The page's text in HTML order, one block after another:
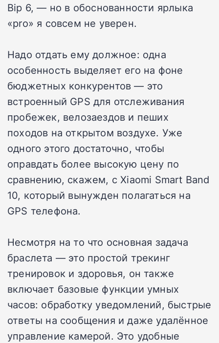
Bip 6, — но в обоснованности ярлыка
«pro» я совсем не уверен.
Надо отдать ему должное: одна
особенность выделяет его на фоне
бюджетных конкурентов — это
встроенный GPS для отслеживания
пробежек, велозаездов и пеших
походов на открытом воздухе. Уже
одного этого достаточно, чтобы
оправдать более высокую цену по
сравнению, скажем, с Xiaomi Smart Band
10, который вынужден полагаться на
GPS телефона.
Несмотря на то что основная задача
браслета — это простой трекинг
тренировок и здоровья, он также
включает базовые функции умных
часов: обработку уведомлений, быстрые
ответы на сообщения и даже удалённое
управление камерой. Это удобные